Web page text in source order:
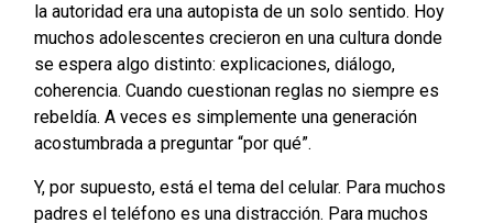
la autoridad era una autopista de un solo sentido. Hoy
muchos adolescentes crecieron en una cultura donde
se espera algo distinto: explicaciones, diálogo,
coherencia. Cuando cuestionan reglas no siempre es
rebeldía. A veces es simplemente una generación
acostumbrada a preguntar “por qué”.
Y, por supuesto, está el tema del celular. Para muchos
padres el teléfono es una distracción. Para muchos